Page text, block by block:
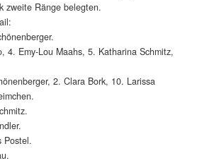
zweite Ränge belegten.
4. Emy-Lou Maahs, 5. Katharina Schmitz,
2. Clara Bork, 10. Larissa
Postel.